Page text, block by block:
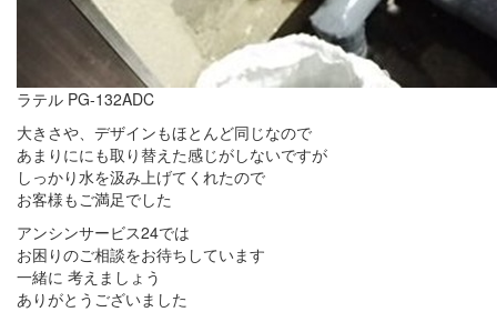
ラテル PG-132ADC
大きさや、デザインもほとんど同じなので
あまりににも取り替えた感じがしないですが
しっかり水を汲み上げてくれたので
お客様もご満足でした
アンシンサービス24では
お困りのご相談をお待ちしています
一緒に 考えましょう
ありがとうございました